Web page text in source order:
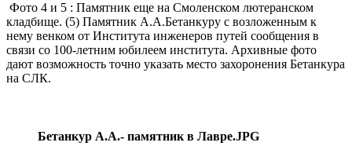
Фото 4 и 5 : Памятник еще на Смоленском лютеранском
кладбище. (5) Памятник А.А.Бетанкуру с возложенным к
нему венком от Института инженеров путей сообщения в
связи со 100-летним юбилеем института. Архивные фото
дают возможность точно указать место захоронения Бетанкура
на СЛК.
Бетанкур А.А.- памятник в Лавре.JPG